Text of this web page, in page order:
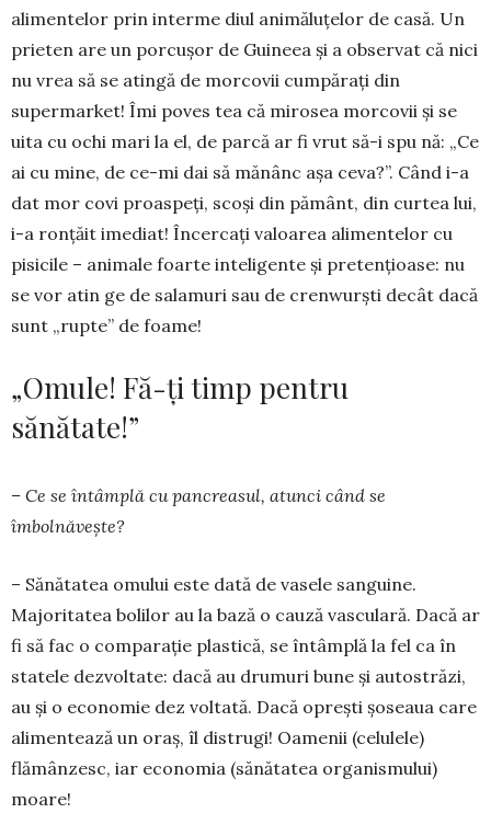
alimen­telor prin interme­ diul animăluţelor de casă. Un
prieten are un porcuşor de Guineea şi a observat că nici
nu vrea să se atingă de morcovii cum­păraţi din
supermarket! Îmi poves­ tea că mirosea morcovii şi se
uita cu ochi mari la el, de parcă ar fi vrut să-i spu­ nă: „Ce
ai cu mine, de ce-mi dai să mănânc aşa ce­va?”. Când i-a
dat mor­ covi proas­peţi, scoşi din pământ, din curtea lui,
i-a ronţăit imediat! Încercaţi valoarea alimentelor cu
pisicile – animale foarte inteligente şi pre­tenţioase: nu
se vor atin­ ge de salamuri sau de crenwurşti decât dacă
sunt „rupte” de foame!
„Omule! Fă-ți timp pentru
sănătate!”
– Ce se întâmplă cu pan­crea­sul, atunci când se
îmbolnăveşte?
– Sănătatea omului este dată de vasele sanguine.
Majoritatea boli­lor au la bază o cauză vasculară. Dacă ar
fi să fac o comparaţie plas­tică, se întâmplă la fel ca în
statele dezvoltate: dacă au drumuri bune şi autostrăzi,
au şi o economie dez­ voltată. Dacă opreşti şoseaua care
alimentează un oraş, îl distrugi! Oamenii (celulele)
flămânzesc, iar economia (sănătatea organismului)
moare!